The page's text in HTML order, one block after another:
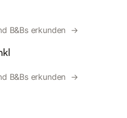
B&Bs erkunden →
B&Bs erkunden →